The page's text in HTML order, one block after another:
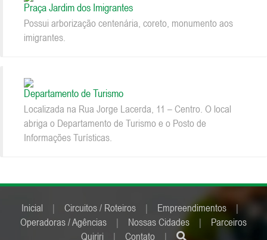
Praça Jardim dos Imigrantes
Possui arborização centenária, coreto, monumento aos
imigrantes.
Departamento de Turismo
Localizada na Rua Jorge Lacerda, 11 – Centro. O local
abriga o Departamento de Turismo e o Posto de
Informações Turísticas.
Inicial | Circuitos / Roteiros | Empreendimentos
|
Operadoras / Agências
| Nossas Cidades |
Parceiros
Quiriri
| Contato |